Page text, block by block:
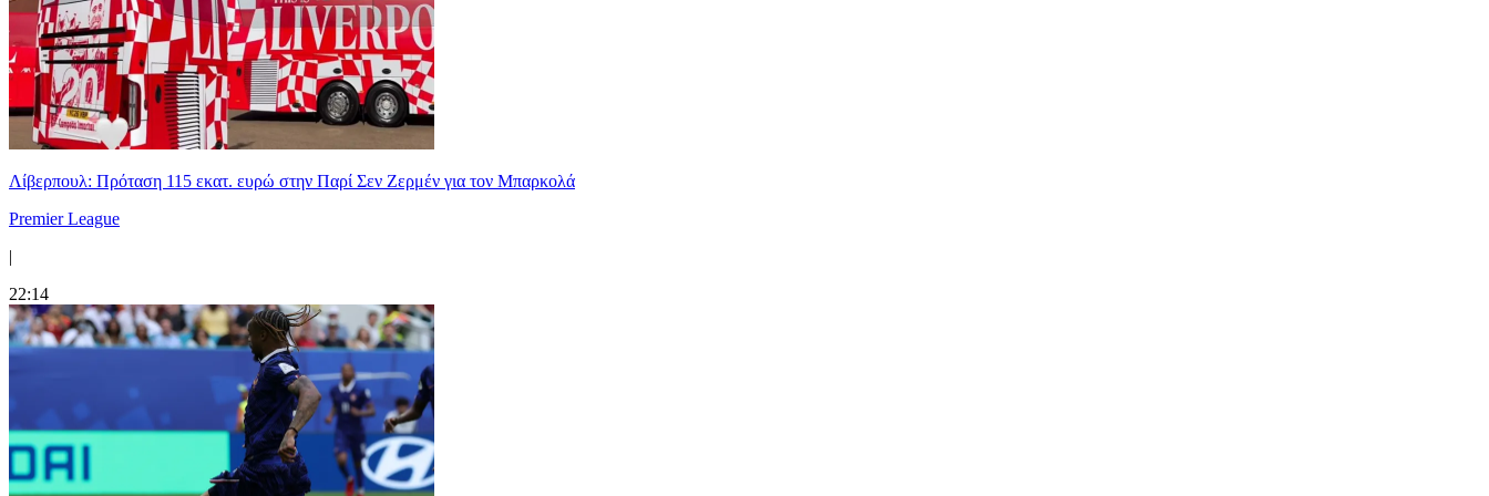
Λίβερπουλ: Πρόταση 115 εκατ. ευρώ στην Παρί Σεν Ζερμέν για τον Μπαρκολά
Premier League
|
22:14